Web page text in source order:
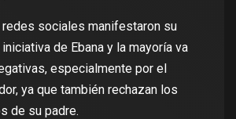
sociales manifestaron su
de Ebana y la mayoría va
especialmente por el
ya que también rechazan los
de su padre.